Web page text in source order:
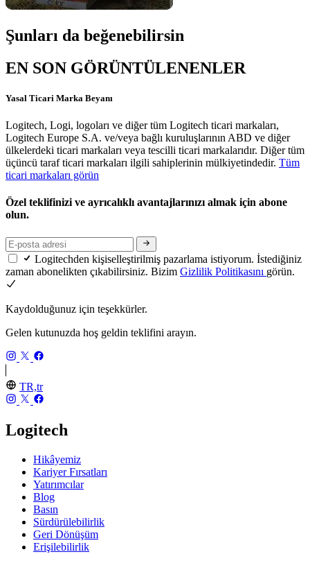
Şunları da beğenebilirsin
EN SON GÖRÜNTÜLENENLER
Yasal Ticari Marka Beyanı
Logitech, Logi, logoları ve diğer tüm Logitech ticari markaları,
Logitech Europe S.A. ve/veya bağlı kuruluşlarının ABD ve diğer
ülkelerdeki ticari markaları veya tescilli ticari markalarıdır. Diğer tüm
üçüncü taraf ticari markaları ilgili sahiplerinin mülkiyetindedir. Tüm
ticari markaları görün
Özel teklifinizi ve ayrıcalıklı avantajlarınızı almak için abone
olun.
Logitechden kişiselleştirilmiş pazarlama istiyorum. İstediğiniz
zaman abonelikten çıkabilirsiniz. Bizim Gizlilik Politikasını görün.
Kaydolduğunuz için teşekkürler.
Gelen kutunuzda hoş geldin teklifini arayın.
TR,tr
Logitech
Hikâyemiz
Kariyer Fırsatları
Yatırımcılar
Blog
Basın
Sürdürülebilirlik
Geri Dönüşüm
Erişilebilirlik